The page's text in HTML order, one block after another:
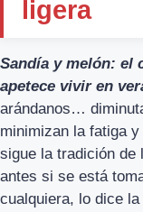
ligera
Sandía y melón: el
apetece vivir en
arándanos…
minimizan la fatiga
sigue la tradición de
antes si se está
cualquiera, lo dice